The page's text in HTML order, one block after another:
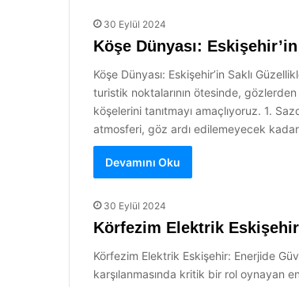
30 Eylül 2024
Köşe Dünyası:
Köşe Dünyası: Eskişehir’in Saklı
turistik noktalarının ötesinde,
köşelerini tanıtmayı amaçlıyoruz. 1.
atmosferi, göz ardı edilemeyecek
Devamını Oku
30 Eylül 2024
Körfezim Elektrik
Körfezim Elektrik Eskişehir: Enerjide
karşılanmasında kritik bir rol oynayan